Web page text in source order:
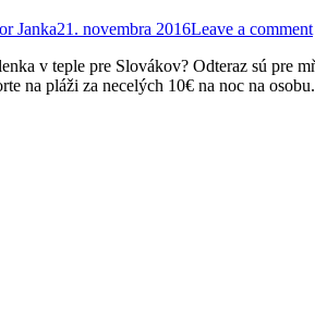
Janka21. novembra 2016Leave a comment
v teple pre Slovákov? Odteraz sú pre
na pláži za necelých 10€ na noc na